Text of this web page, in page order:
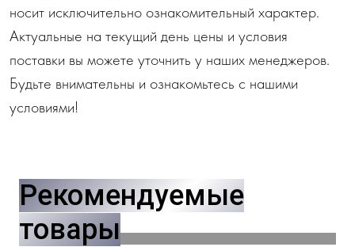
носит исключительно ознакомительный характер.
Актуальные на текущий день цены и условия
поставки вы можете уточнить у наших менеджеров.
Будьте внимательны и ознакомьтесь с нашими
условиями!
Рекомендуемые
товары